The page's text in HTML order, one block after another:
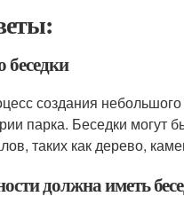
беседки
создания
парка. Беседки могут
таких как дерево,
должна иметь